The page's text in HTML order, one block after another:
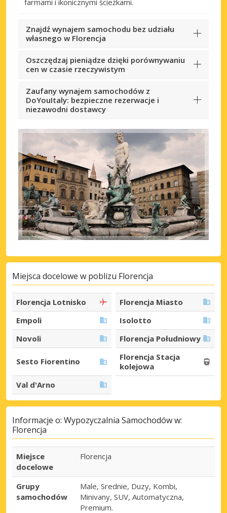
Znajdź wynajem samochodu bez udziału
własnego w Florencja
Oszczędzaj pieniądze dzięki porównywaniu
cen w czasie rzeczywistym
Zaufany wynajem samochodów z
DoYouItaly: bezpieczne rezerwacje i
niezawodni dostawcy
Miejsca docelowe w poblizu Florencja
Florencja Lotnisko
Florencja Miasto
Empoli
Isolotto
Novoli
Florencja Południowy
Sesto Fiorentino
Florencja Stacja
kolejowa
Val d'Arno
Informacje o: Wypozyczalnia Samochodów w:
Florencja
Miejsce
docelowe
Florencja
Grupy
samochodów
Male, Srednie, Duzy, Kombi,
Minivany, SUV, Automatyczna,
Premium.